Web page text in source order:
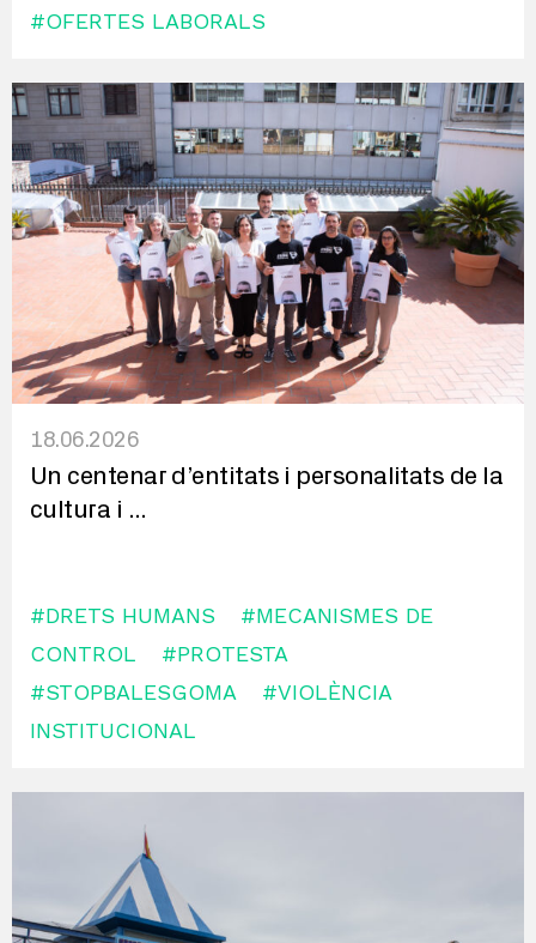
#OFERTES LABORALS
18.06.2026
Un centenar d’entitats i personalitats de la
cultura i ...
#DRETS HUMANS
#MECANISMES DE
CONTROL
#PROTESTA
#STOPBALESGOMA
#VIOLÈNCIA
INSTITUCIONAL